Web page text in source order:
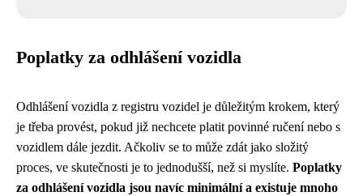
Poplatky za odhlášení vozidla
Odhlášení vozidla z registru vozidel je důležitým krokem, který
je třeba provést, pokud již nechcete platit povinné ručení nebo s
vozidlem dále jezdit. Ačkoliv se to může zdát jako složitý
proces, ve skutečnosti je to jednodušší, než si myslíte. Poplatky
za odhlášení vozidla jsou navíc minimální a existuje mnoho